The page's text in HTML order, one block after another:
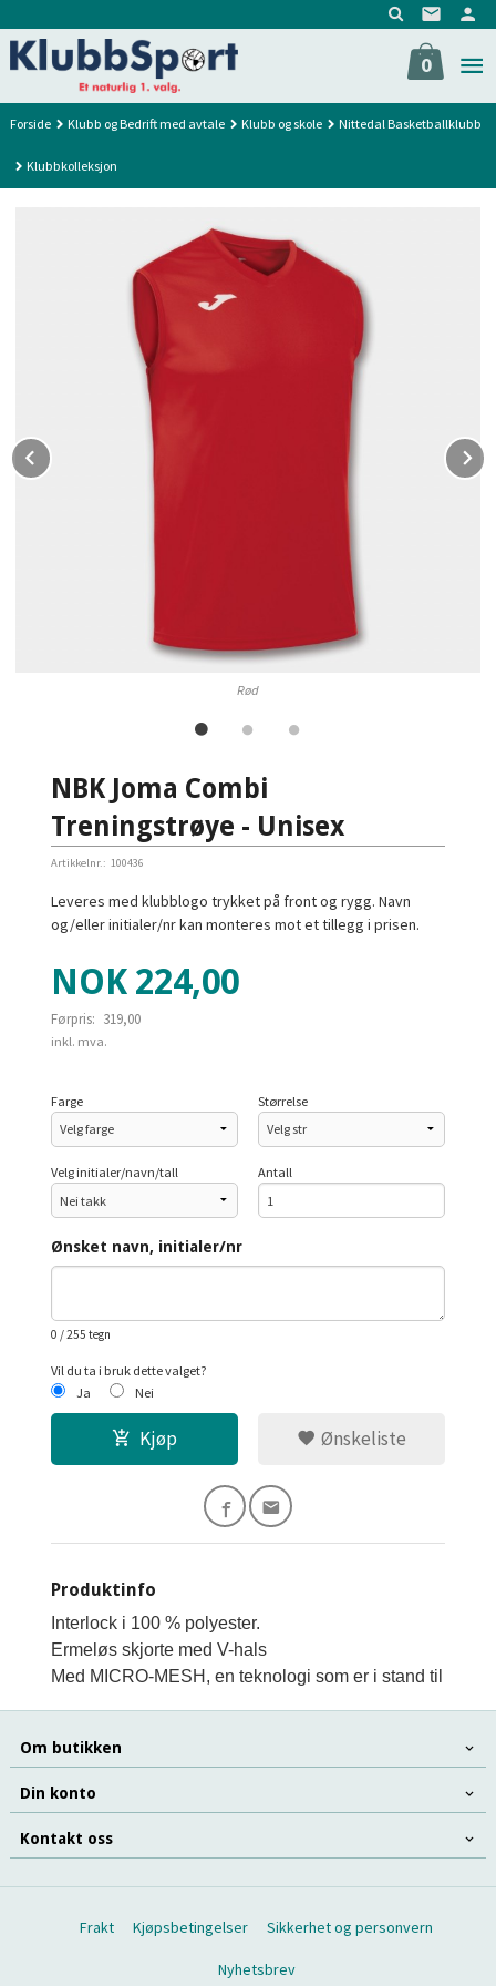
til
innholdet
0
Forside Klubb og Bedrift med avtale Klubb og skole Nittedal Basketballklubb
Klubbkolleksjon
Rød
NBK Joma Combi
Treningstrøye - Unisex
Artikkelnr.: 100436
Leveres med klubblogo trykket på front og rygg. Navn
og/eller initialer/nr kan monteres mot et tillegg i prisen.
Tilbud
NOK 224,00
Førpris: 319,00
Rabatt
inkl. mva.
Farge Størrelse
Velg initialer/navn/tall Antall
Ønsket navn, initialer/nr
0 / 255 tegn
Vil du ta i bruk dette valget?
Ja
Nei
Kjøp Ønskeliste
Produktinfo
Interlock i 100 % polyester.
Ermeløs skjorte med V-hals
Med MICRO-MESH, en teknologi som er i stand til å
Om butikken
Din konto
Kontakt oss
Frakt Kjøpsbetingelser Sikkerhet og personvern
Nyhetsbrev